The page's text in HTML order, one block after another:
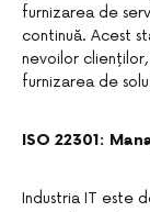
furnizarea de
continuă. Acest
nevoilor
furnizarea de
ISO 22301:
Industria IT este